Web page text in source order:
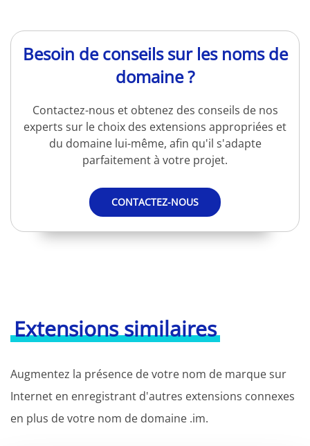
Besoin de conseils sur les noms de
domaine ?
Contactez-nous et obtenez des conseils de nos
experts sur le choix des extensions appropriées et
du domaine lui-même, afin qu'il s'adapte
parfaitement à votre projet.
CONTACTEZ-NOUS
Extensions similaires
Augmentez la présence de votre nom de marque sur
Internet en enregistrant d'autres extensions connexes
en plus de votre nom de domaine .im.